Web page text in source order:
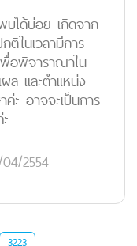
ได้บ่อย เกิดจาก
ติในเวลามีการ
อพิจาราณาใน
ล และตำแหน่ง
ค่ะ อาจจะเป็นการ
2554
3223